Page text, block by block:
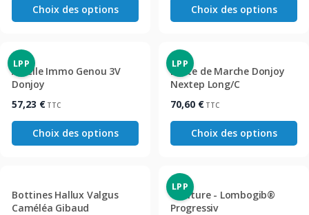
Choix des options Choix des options
LPP
Attelle Immo Genou 3V
Donjoy
57,23 € TTC
Choix des options
LPP
Botte de Marche Donjoy
Nextep Long/C
70,60 € TTC
Choix des options
Bottines Hallux Valgus
Caméléa Gibaud
LPP
Ceinture - Lombogib®
Progressiv